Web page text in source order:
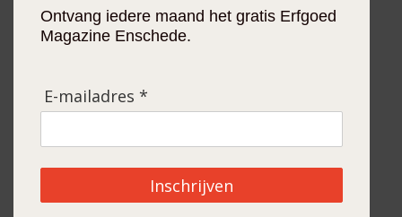
Ontvang iedere maand het gratis Erfgoed
Magazine Enschede.
E-mailadres *
Inschrijven